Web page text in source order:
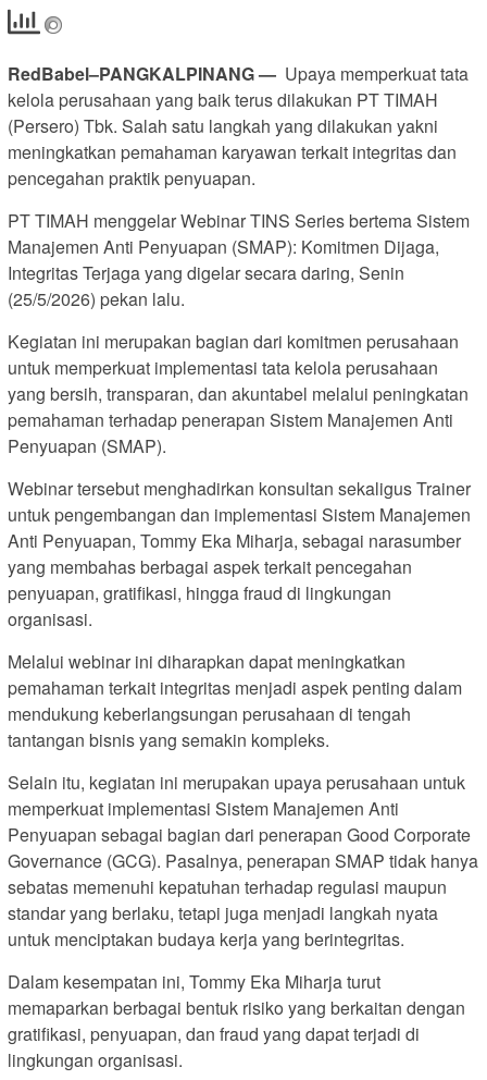
RedBabel–PANGKALPINANG — Upaya memperkuat tata
kelola perusahaan yang baik terus dilakukan PT TIMAH
(Persero) Tbk. Salah satu langkah yang dilakukan yakni
meningkatkan pemahaman karyawan terkait integritas dan
pencegahan praktik penyuapan.
PT TIMAH menggelar Webinar TINS Series bertema Sistem
Manajemen Anti Penyuapan (SMAP): Komitmen Dijaga,
Integritas Terjaga yang digelar secara daring, Senin
(25/5/2026) pekan lalu.
Kegiatan ini merupakan bagian dari komitmen perusahaan
untuk memperkuat implementasi tata kelola perusahaan
yang bersih, transparan, dan akuntabel melalui peningkatan
pemahaman terhadap penerapan Sistem Manajemen Anti
Penyuapan (SMAP).
Webinar tersebut menghadirkan konsultan sekaligus Trainer
untuk pengembangan dan implementasi Sistem Manajemen
Anti Penyuapan, Tommy Eka Miharja, sebagai narasumber
yang membahas berbagai aspek terkait pencegahan
penyuapan, gratifikasi, hingga fraud di lingkungan
organisasi.
Melalui webinar ini diharapkan dapat meningkatkan
pemahaman terkait integritas menjadi aspek penting dalam
mendukung keberlangsungan perusahaan di tengah
tantangan bisnis yang semakin kompleks.
Selain itu, kegiatan ini merupakan upaya perusahaan untuk
memperkuat implementasi Sistem Manajemen Anti
Penyuapan sebagai bagian dari penerapan Good Corporate
Governance (GCG). Pasalnya, penerapan SMAP tidak hanya
sebatas memenuhi kepatuhan terhadap regulasi maupun
standar yang berlaku, tetapi juga menjadi langkah nyata
untuk menciptakan budaya kerja yang berintegritas.
Dalam kesempatan ini, Tommy Eka Miharja turut
memaparkan berbagai bentuk risiko yang berkaitan dengan
gratifikasi, penyuapan, dan fraud yang dapat terjadi di
lingkungan organisasi.